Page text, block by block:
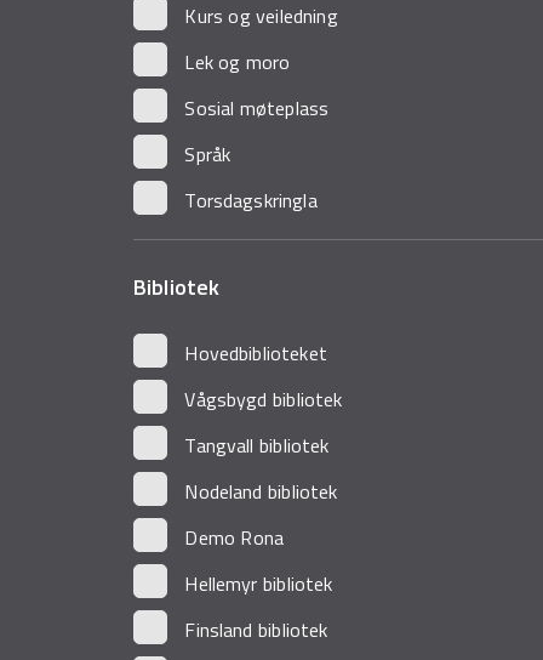
Kurs og veiledning
Lek og moro
Sosial møteplass
Språk
Torsdagskringla
Bibliotek
Hovedbiblioteket
Vågsbygd bibliotek
Tangvall bibliotek
Nodeland bibliotek
Demo Rona
Hellemyr bibliotek
Finsland bibliotek